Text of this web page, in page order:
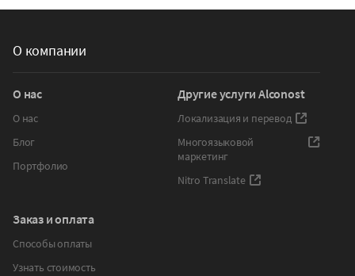
О компании
О нас
О нас
Блог
Портфолио
Заказ и оплата
Способы оплаты
Узнать стоимость
Другие услуги Alconost
Локализация и перевод
Многоязыковой
маркетинг
Nitro Translate